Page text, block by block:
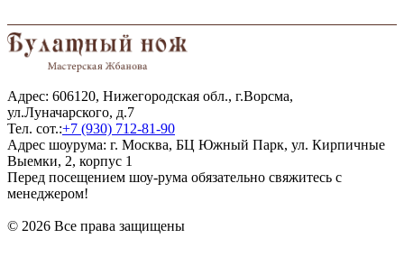
Адрес: 606120, Нижегородская обл., г.Ворсма,
ул.Луначарского, д.7
Тел. сот.:+7 (930) 712-81-90
Адрес шоурума: г. Москва, БЦ Южный Парк, ул. Кирпичные
Выемки, 2, корпус 1
Перед посещением шоу-рума обязательно свяжитесь с
менеджером!
© 2026 Все права защищены